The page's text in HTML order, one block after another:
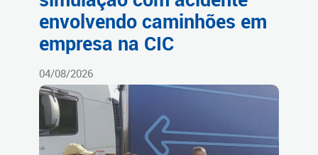
envolvendo caminhões em
empresa na CIC
04/08/2026